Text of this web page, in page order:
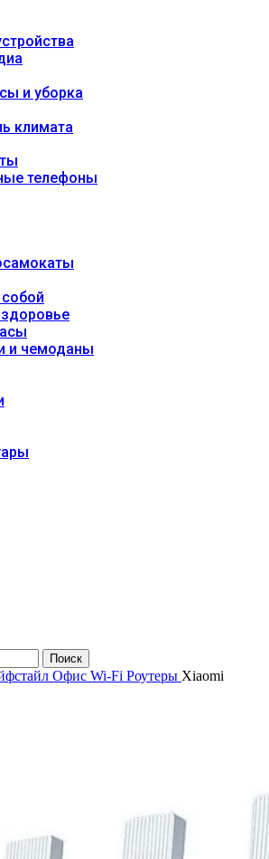
и уборка
климата
телефоны
и чемоданы
Поиск
Офис Wi-Fi Роутеры Xiaomi